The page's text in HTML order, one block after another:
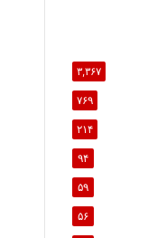
۳,۳۶۷
۷۶۹
۲۱۴
۹۴
۵۹
۵۶